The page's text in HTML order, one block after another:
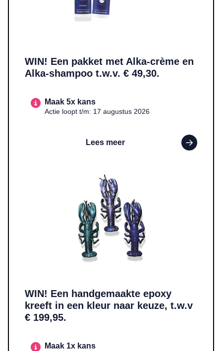
WIN! Een pakket met Alka-crème en
Alka-shampoo t.w.v. € 49,30.
Maak 5x kans
Actie loopt t/m: 17 augustus 2026
Lees meer
WIN! Een handgemaakte epoxy
kreeft in een kleur naar keuze, t.w.v
€ 199,95.
Maak 1x kans